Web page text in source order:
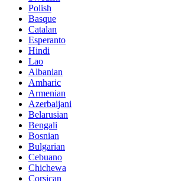
Polish
Basque
Catalan
Esperanto
Hindi
Lao
Albanian
Amharic
Armenian
Azerbaijani
Belarusian
Bengali
Bosnian
Bulgarian
Cebuano
Chichewa
Corsican